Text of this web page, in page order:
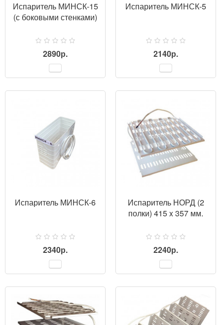
Испаритель МИНСК-15
(с боковыми стенками)
2890р.
Испаритель МИНСК-5
2140р.
Испаритель МИНСК-6
2340р.
Испаритель НОРД (2
полки) 415 x 357 мм.
2240р.
ПРОСМОТР